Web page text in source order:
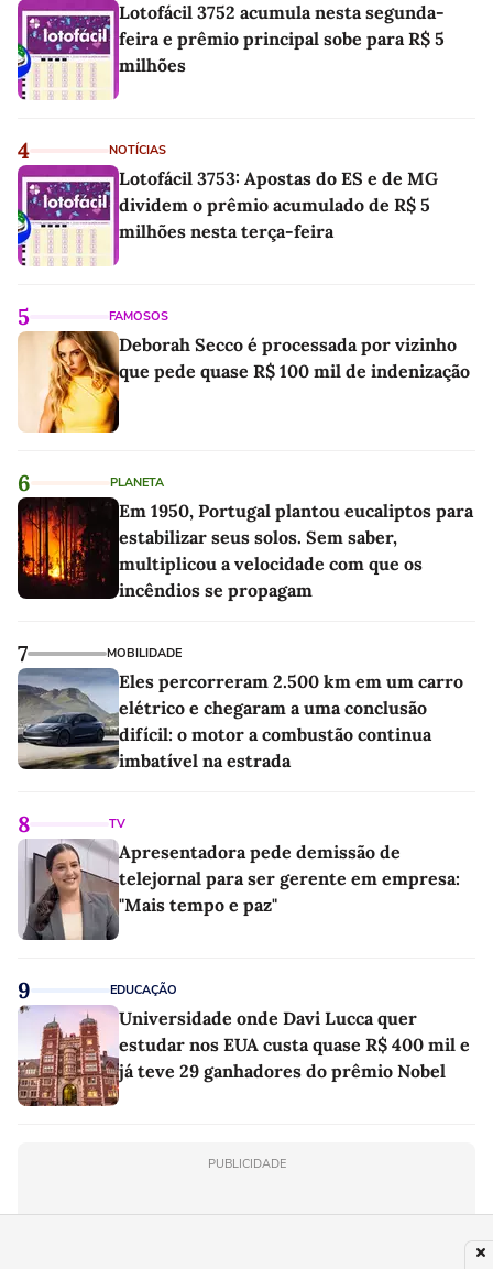
Lotofácil 3752 acumula nesta segunda-
feira e prêmio principal sobe para R$ 5
milhões
4 NOTÍCIAS
Lotofácil 3753: Apostas do ES e de MG
dividem o prêmio acumulado de R$ 5
milhões nesta terça-feira
5 FAMOSOS
Deborah Secco é processada por vizinho
que pede quase R$ 100 mil de indenização
6 PLANETA
Em 1950, Portugal plantou eucaliptos para
estabilizar seus solos. Sem saber,
multiplicou a velocidade com que os
incêndios se propagam
7 MOBILIDADE
Eles percorreram 2.500 km em um carro
elétrico e chegaram a uma conclusão
difícil: o motor a combustão continua
imbatível na estrada
8 TV
Apresentadora pede demissão de
telejornal para ser gerente em empresa:
"Mais tempo e paz"
9 EDUCAÇÃO
Universidade onde Davi Lucca quer
estudar nos EUA custa quase R$ 400 mil e
já teve 29 ganhadores do prêmio Nobel
PUBLICIDADE